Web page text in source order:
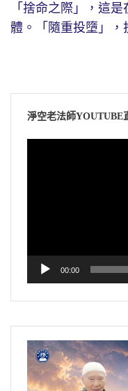
「捨命之際」，這
體。「隨重投墮」
淨空老法師YOUTUBE
00:00